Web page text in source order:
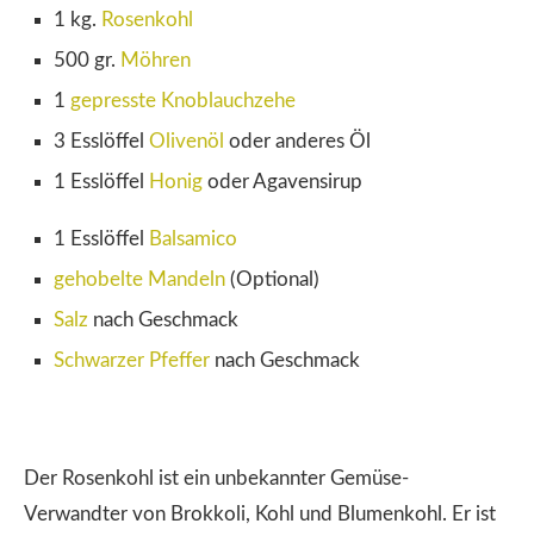
1 kg. Rosenkohl
500 gr. Möhren
1 gepresste Knoblauchzehe
3 Esslöffel Olivenöl oder anderes Öl
1 Esslöffel
Honig oder Agavensirup
1 Esslöffel
Balsamico
gehobelte Mandeln (Optional)
Salz nach Geschmack
Schwarzer Pfeffer nach Geschmack
Der Rosenkohl ist ein unbekannter Gemüse-
Verwandter von Brokkoli, Kohl und Blumenkohl. Er ist